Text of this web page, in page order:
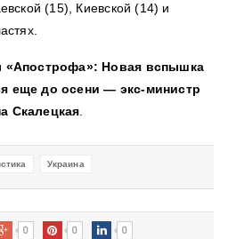
(15), Киевской (14) и
«Апострофа»: Новая вспышка
еще до осени — экс-министр
Скалецкая.
Украина
0 0 0